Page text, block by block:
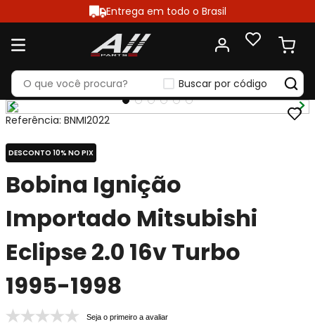
Entrega em todo o Brasil
Buscar por código
Referência: BNMI2022
DESCONTO 10% NO PIX
Bobina Ignição
Importado Mitsubishi
Eclipse 2.0 16v Turbo
1995-1998
Seja o primeiro a avaliar